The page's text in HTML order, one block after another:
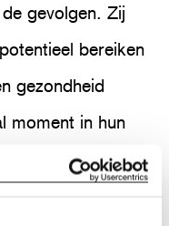
gevolgen. Zij
bereiken
gezondheid
moment in hun
met een